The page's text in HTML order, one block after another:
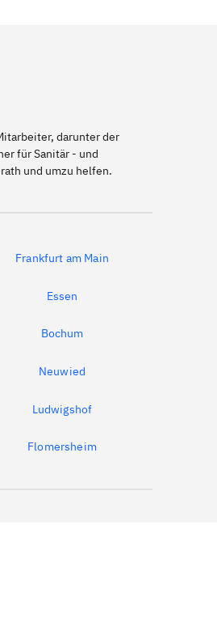
darunter der
für Sanitär - und
und umzu helfen.
Frankfurt am Main
Essen
Bochum
Neuwied
Ludwigshof
Flomersheim